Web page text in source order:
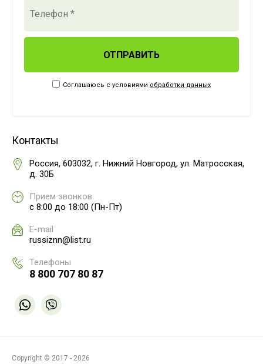
ОТПРАВИТЬ
Соглашаюсь с условиями обработки данных
Контакты
Россия, 603032, г. Нижний Новгород, ул. Матросская,
д. 30Б
Прием звонков:
с 8:00 до 18:00 (Пн-Пт)
E-mail
russiznn@list.ru
Телефоны
8 800 707 80 87
Copyright © 2017 - 2026